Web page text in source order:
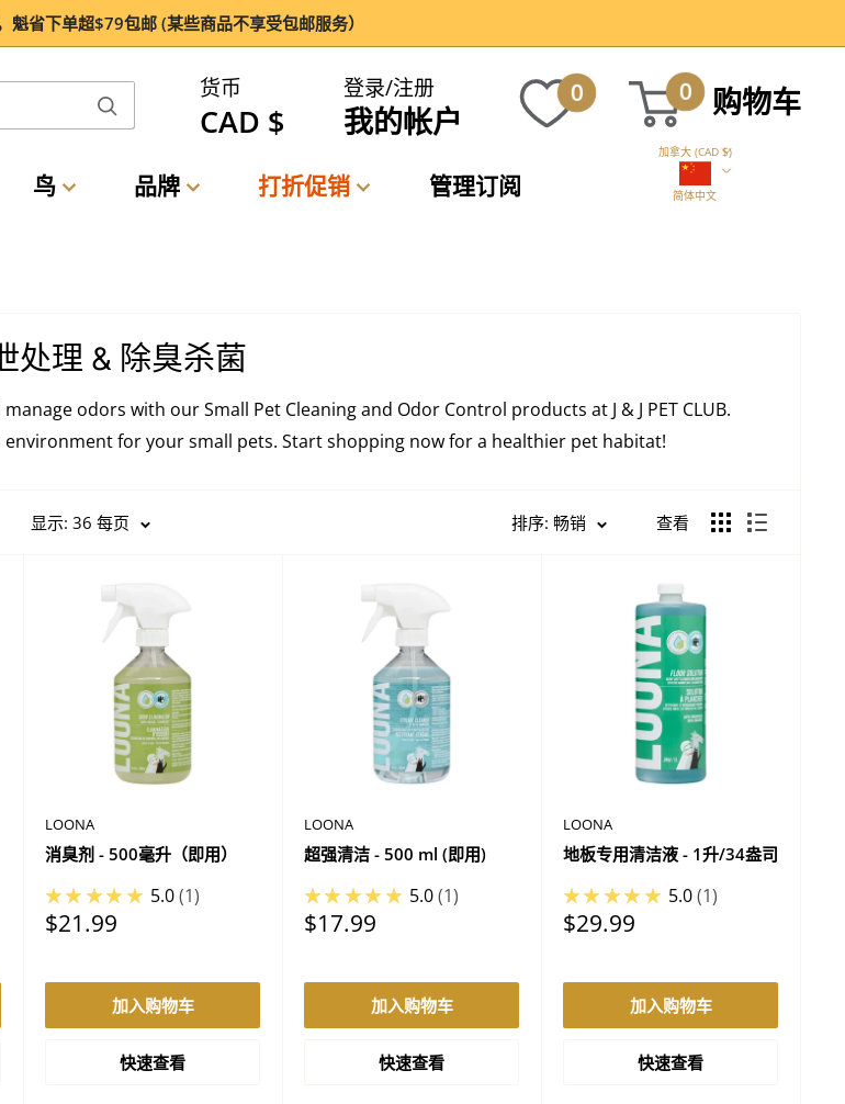
魁省下单超$79包邮 (某些商品不享受包邮服务）
货币
CAD $
登录/注册
我的帐户
0 0 购物车
鸟 品牌 打折促销 管理订阅
加拿大 (CAD $)
简体中文
处理 & 除臭杀菌
odors with our Small Pet Cleaning and Odor Control products at J & J PET CLUB.
environment for your small pets. Start shopping now for a healthier pet habitat!
显示: 36 每页 排序: 畅销 查看
LOONA
消臭剂 - 500毫升（即用）
★★★★★ 5.0 1
促
格
$21.99
加入购物车
快速查看
LOONA
超强清洁 - 500 ml (即用)
★★★★★ 5.0 1
促
格
$17.99
加入购物车
快速查看
LOONA
地板专用清洁液 - 1升/34盎司
★★★★★ 5.0 1
促
格
$29.99
加入购物车
快速查看